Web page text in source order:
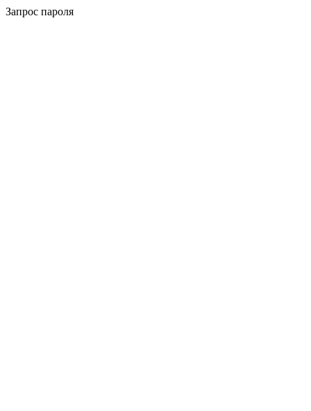
Запрос пароля